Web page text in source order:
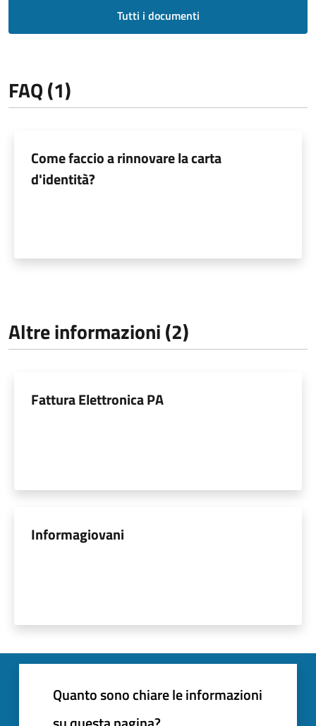
Tutti i documenti
FAQ (1)
Come faccio a rinnovare la carta
d'identità?
Altre informazioni (2)
Fattura Elettronica PA
Informagiovani
Quanto sono chiare le informazioni